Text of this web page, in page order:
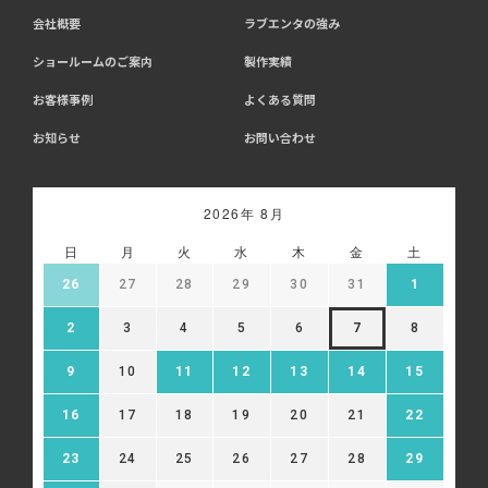
13-1 アクセス解析ツールについて、当社は、利用状況の
ィクス」を利用しています。Google アナリティクスは、
特定する情報は取得していません。収集される情報は、
す。
https://marketingplatform.google.com/about/analytics/
・Google プライバシーポリシー:
・Google アナリティクス オプトアウト アドオン:
13-2 広告配信について、当社はGoogle等の第三者広告
配信事業者を利用しており、当該第三者がCookie等によ
ってお客様のウェブサイトへの訪問・行動履歴情報を取
得、利用する場合があります。また、当社が保有する個人
情報を、氏名や住所など直接特定の個人を識別できる情報
を除外し、ハッシュ化（※）等の加工を行ったうえで、当
該第三者に提供し、広告配信に利用することがあります。
当該第三者によって取得された情報は、当該第三者のプラ
イバシーポリシーに従って取り扱われます。お客様は、当
該第三者のウェブサイト内に設けられたオプトアウト（無
会社概要 ラブエンタの強み
ショールームのご案内 製作実績
お客様事例 よくある質問
お知らせ お問い合わせ
2026年 8月
日 月 火 水 木 金 土
26 27 28 29 30 31 1
2 3 4 5 6 7 8
9 10 11 12 13 14 15
16 17 18 19 20 21 22
23 24 25 26 27 28 29